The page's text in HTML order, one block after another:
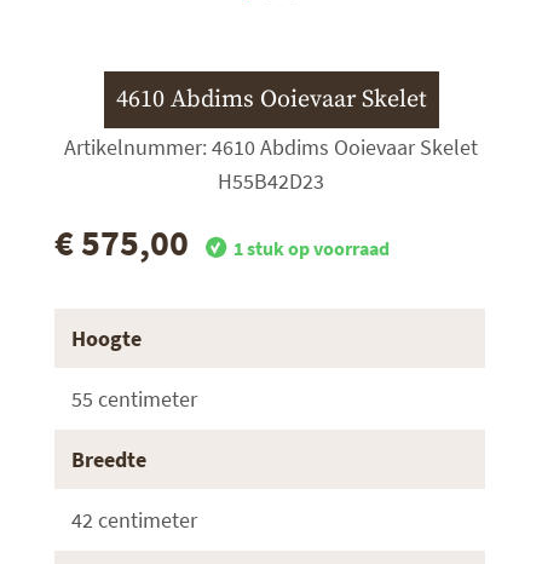
4610 Abdims Ooievaar Skelet
Artikelnummer: 4610 Abdims Ooievaar Skelet
H55B42D23
€ 575,00 1 stuk op voorraad
Hoogte
55 centimeter
Breedte
42 centimeter